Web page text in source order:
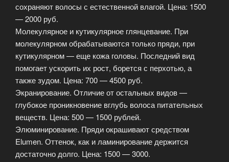
сохраняют волосы с естественной влагой. Цена: 1500
— 2000 руб.
Молекулярное и кутикулярное глянцевание. При
молекулярном обрабатываются только пряди, при
кутикулярном — еще кожа головы. Последний вид
помогает ускорить их рост, борется с перхотью, а
также зудом. Цена: 700 — 4500 руб.
Экранирование. Отличие от остальных видов —
глубокое проникновение вглубь волоса питательных
веществ. Цена: 500 — 1500 рублей.
Элюминирование. Пряди окрашивают средством
Elumen. Оттенок, как и ламинирование держится
достаточно долго. Цена: 1500 — 3000.